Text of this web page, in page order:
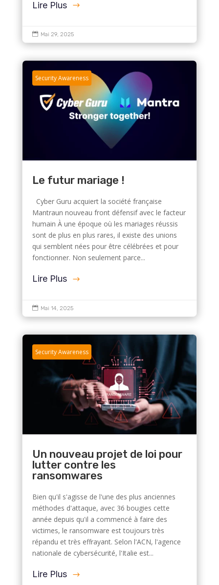
Lire Plus
 Mai 29, 2025
Security Awareness
Le futur mariage !
Cyber Guru acquiert la société française
Mantraun nouveau front défensif avec le facteur
humain À une époque où les mariages réussis
sont de plus en plus rares, il existe des unions
qui semblent nées pour être célébrées et pour
fonctionner. Non seulement parce...
Lire Plus
 Mai 14, 2025
Security Awareness
Un nouveau projet de loi pour
lutter contre les
ransomwares
Bien qu'il s'agisse de l'une des plus anciennes
méthodes d'attaque, avec 36 bougies cette
année depuis qu'il a commencé à faire des
victimes, le ransomware est toujours très
répandu et très effrayant. Selon l'ACN, l'agence
nationale de cybersécurité, l'Italie est...
Lire Plus